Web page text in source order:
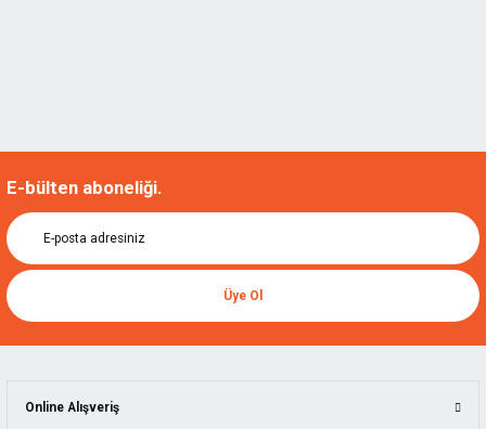
%20
E-bülten aboneliği.
Üye Ol
Online Alışveriş